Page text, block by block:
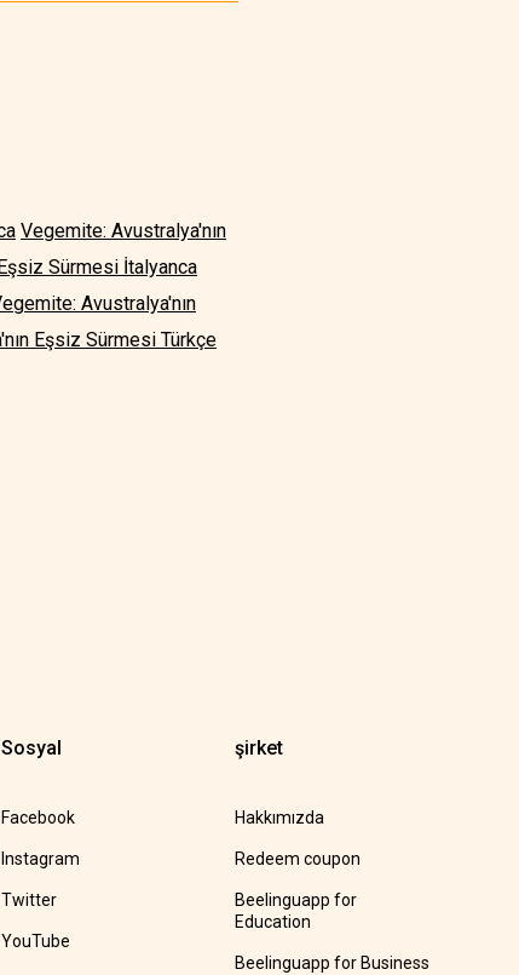
Vegemite: Avustralya'nın
Sürmesi İtalyanca
Avustralya'nın
Eşsiz Sürmesi Türkçe
Sosyal
Facebook
Instagram
Twitter
YouTube
şirket
Hakkımızda
Redeem coupon
Beelinguapp for
Education
Beelinguapp for Business